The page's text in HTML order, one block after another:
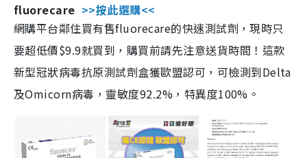
fluorecare >>按此選購<<
網購平台鄰住買有售fluorecare的快速測試劑，現時只
要超低價$9.9就買到，購買前請先注意送貨時間！這款
新型冠狀病毒抗原測試劑盒獲歐盟認可，可檢測到Delta
及Omicorn病毒，靈敏度92.2%，特異度100%。